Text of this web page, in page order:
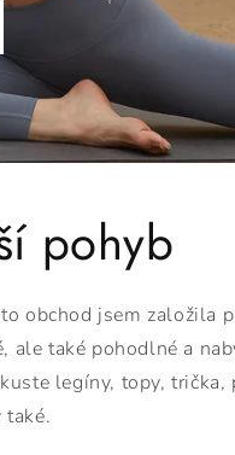
pohyb
obchod jsem založila
ale také pohodlné a
legíny, topy, trička,
také.